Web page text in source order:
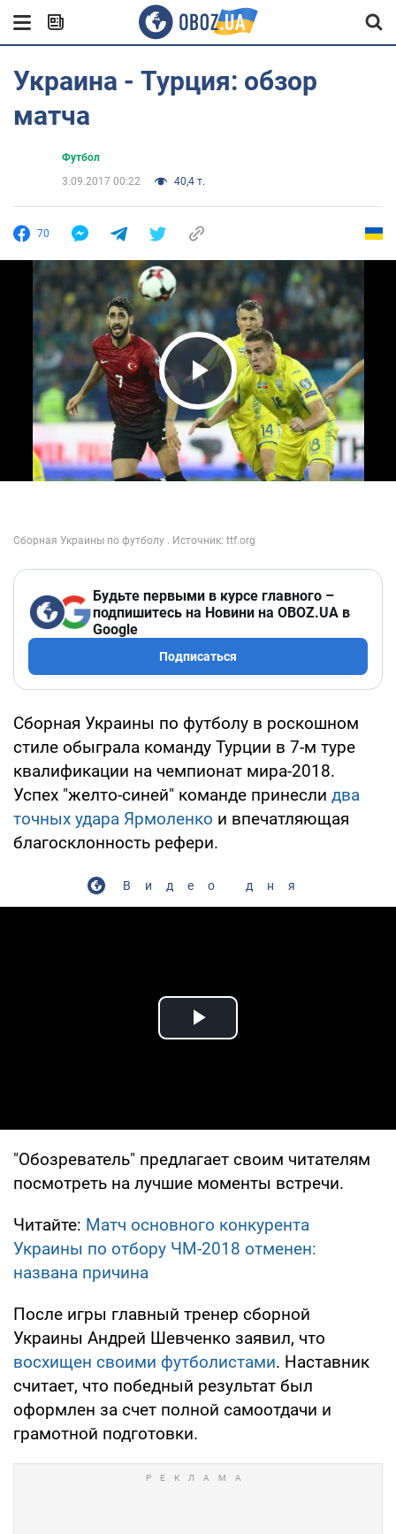
Украина - Турция: обзор
матча
Футбол
3.09.2017 00:22
40,4 т.
70
Play Video
Будьте первыми в курсе главного –
подпишитесь на Новини на OBOZ.UA в
Google
Подписаться
Сборная Украины по футболу в роскошном
стиле обыграла команду Турции в 7-м туре
квалификации на чемпионат мира-2018.
Успех "желто-синей" команде принесли два
точных удара Ярмоленко и впечатляющая
благосклонность рефери.
Видео дня
Play Video
"Обозреватель" предлагает своим читателям
посмотреть на лучшие моменты встречи.
Читайте: Матч основного конкурента
Украины по отбору ЧМ-2018 отменен:
названа причина
После игры главный тренер сборной
Украины Андрей Шевченко заявил, что
восхищен своими футболистами. Наставник
считает, что победный результат был
оформлен за счет полной самоотдачи и
грамотной подготовки.